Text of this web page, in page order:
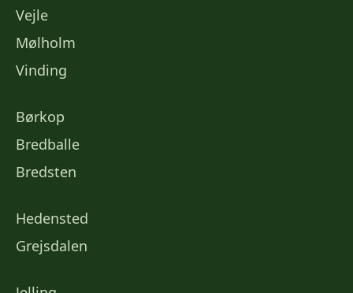
Vejle
Mølholm
Vinding
Børkop
Bredballe
Bredsten
Hedensted
Grejsdalen